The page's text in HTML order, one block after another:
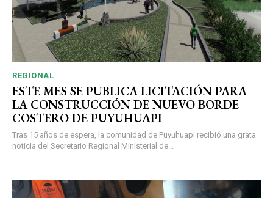
REGIONAL
ESTE MES SE PUBLICA LICITACIÓN PARA
LA CONSTRUCCIÓN DE NUEVO BORDE
COSTERO DE PUYUHUAPI
Tras 15 años de espera, la comunidad de Puyuhuapi recibió una grata
noticia del Secretario Regional Ministerial de...